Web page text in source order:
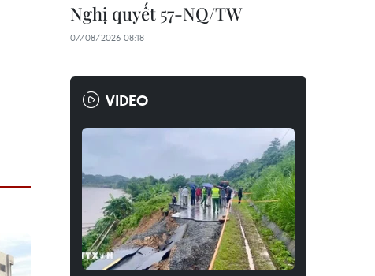
Nghị quyết 57-NQ/TW
07/08/2026 08:18
VIDEO